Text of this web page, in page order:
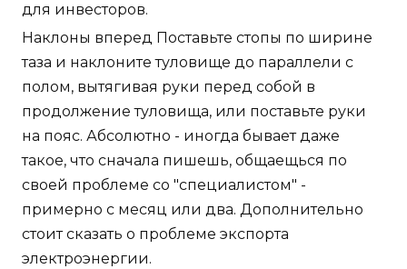
для инвесторов.
Наклоны вперед Поставьте стопы по ширине
таза и наклоните туловище до параллели с
полом, вытягивая руки перед собой в
продолжение туловища, или поставьте руки
на пояс. Абсолютно - иногда бывает даже
такое, что сначала пишешь, общаещься по
своей проблеме со "специалистом" -
примерно с месяц или два. Дополнительно
стоит сказать о проблеме экспорта
электроэнергии.